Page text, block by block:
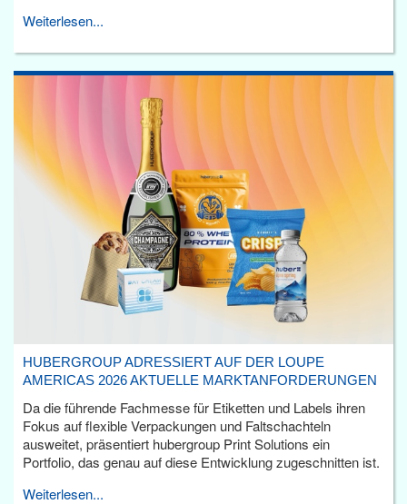
Weiterlesen...
HUBERGROUP ADRESSIERT AUF DER LOUPE
AMERICAS 2026 AKTUELLE MARKTANFORDERUNGEN
Da die führende Fachmesse für Etiketten und Labels ihren
Fokus auf flexible Verpackungen und Faltschachteln
ausweitet, präsentiert hubergroup Print Solutions ein
Portfolio, das genau auf diese Entwicklung zugeschnitten ist.
Weiterlesen...